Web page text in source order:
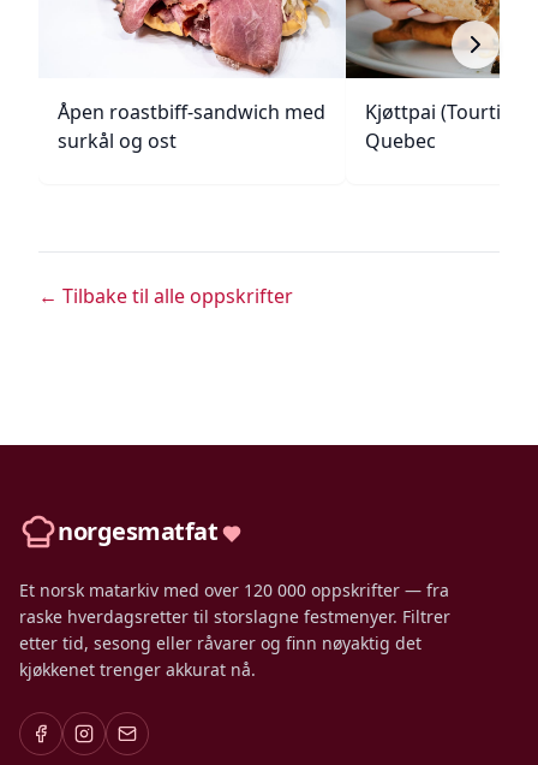
Åpen roastbiff-sandwich med
surkål og ost
Kjøttpai
Quebec
← Tilbake til alle oppskrifter
norgesmatfat
Et norsk matarkiv med over 120 000 oppskrifter — fra
raske hverdagsretter til storslagne festmenyer. Filtrer
etter tid, sesong eller råvarer og finn nøyaktig det
kjøkkenet trenger akkurat nå.